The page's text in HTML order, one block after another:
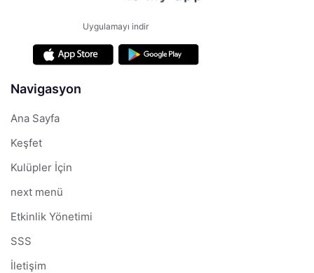
Uygulamayı indir
Navigasyon
Ana Sayfa
Keşfet
Kulüpler İçin
next menü
Etkinlik Yönetimi
SSS
İletişim